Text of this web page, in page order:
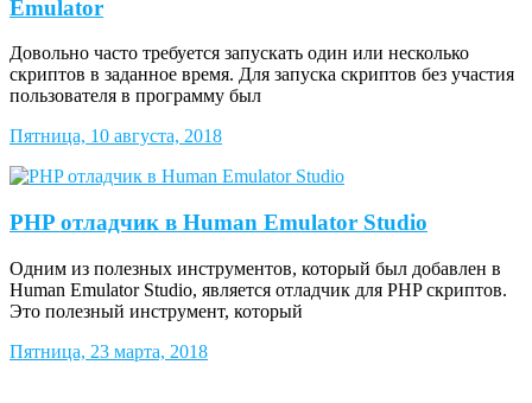
Emulator
Довольно часто требуется запускать один или несколько
скриптов в заданное время. Для запуска скриптов без участия
пользователя в программу был
Пятница, 10 августа, 2018
PHP отладчик в Human Emulator Studio
Одним из полезных инструментов, который был добавлен в
Human Emulator Studio, является отладчик для PHP скриптов.
Это полезный инструмент, который
Пятница, 23 марта, 2018